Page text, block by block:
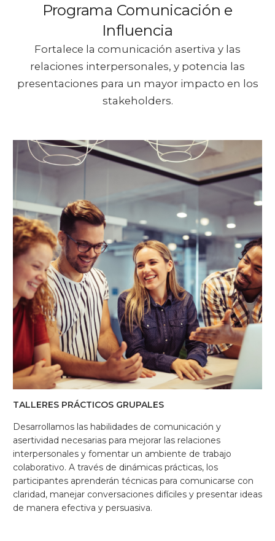
Programa Comunicación e
Influencia
Fortalece la comunicación asertiva y las
relaciones interpersonales, y potencia las
presentaciones para un mayor impacto en los
stakeholders.
TALLERES PRÁCTICOS GRUPALES
Desarrollamos las habilidades de comunicación y
asertividad necesarias para mejorar las relaciones
interpersonales y fomentar un ambiente de trabajo
colaborativo. A través de dinámicas prácticas, los
participantes aprenderán técnicas para comunicarse con
claridad, manejar conversaciones difíciles y presentar ideas
de manera efectiva y persuasiva.